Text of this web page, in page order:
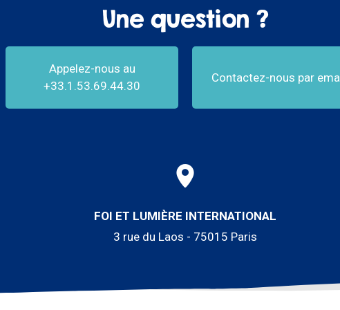
Une question ?
Appelez-nous au
+33.1.53.69.44.30
Contactez-nous par
FOI ET LUMIÈRE INTERNATIONAL
3 rue du Laos - 75015 Paris